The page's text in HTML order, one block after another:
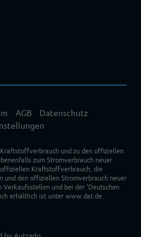
AGB
Datenschutz
und zu den offiziellen
zum Stromverbrauch neuer
Kraftstoffverbrauch, die
und den offiziellen Stromverbrauch neuer
Verkaufsstellen und bei der 'Deutschen
erhältlich ist unter www.dat.de.
by Autrado